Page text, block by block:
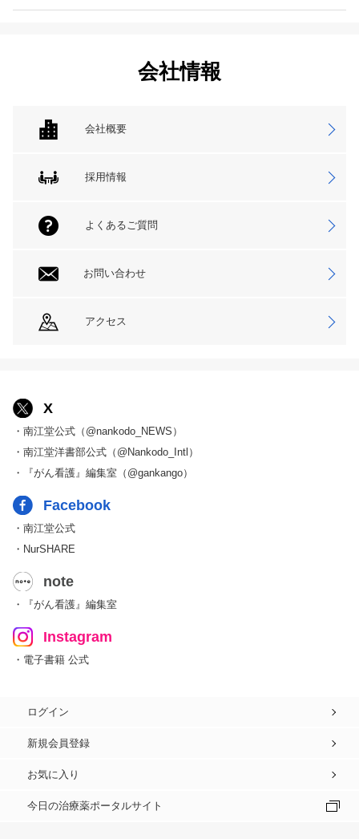
会社情報
会社概要
採用情報
よくあるご質問
お問い合わせ
アクセス
X
・南江堂公式（@nankodo_NEWS）
・南江堂洋書部公式（@Nankodo_Intl）
・『がん看護』編集室（@gankango）
Facebook
・南江堂公式
・NurSHARE
note
・『がん看護』編集室
Instagram
・電子書籍 公式
ログイン
新規会員登録
お気に入り
今日の治療薬ポータルサイト